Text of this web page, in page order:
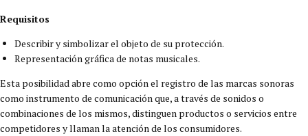
Requisitos
Describir y simbolizar el objeto de su protección.
Representación gráfica de notas musicales.
Esta posibilidad abre como opción el registro de las marcas sonoras
como instrumento de comunicación que, a través de sonidos o
combinaciones de los mismos, distinguen productos o servicios entre
competidores y llaman la atención de los consumidores.